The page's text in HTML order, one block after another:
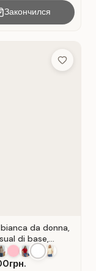
Закончился
Add to
da donna,
di base,
Cot Bianco .